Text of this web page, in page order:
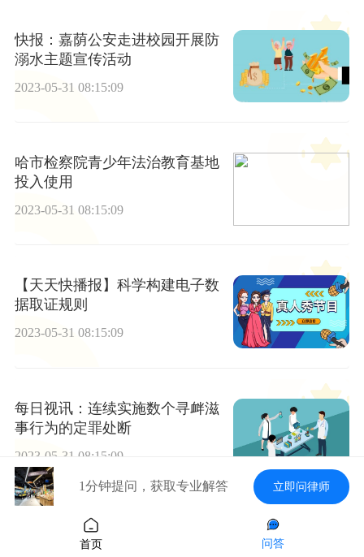
快报：嘉荫公安走进校园开展防
溺水主题宣传活动
2023-05-31 08:15:09
哈市检察院青少年法治教育基地
投入使用
2023-05-31 08:15:09
【天天快播报】科学构建电子数
据取证规则
2023-05-31 08:15:09
每日视讯：连续实施数个寻衅滋
事行为的定罪处断
2023-05-31 08:15:09
每日头条!作为商业秘密的经营信
息之司法认定
1分钟提问，获取专业解答 立即问律师
首页 问答